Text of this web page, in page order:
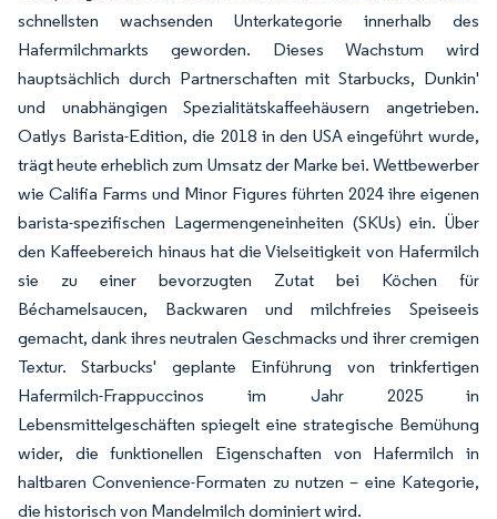
schnellsten wachsenden Unterkategorie innerhalb des
Hafermilchmarkts geworden. Dieses Wachstum wird
hauptsächlich durch Partnerschaften mit Starbucks, Dunkin'
und unabhängigen Spezialitätskaffeehäusern angetrieben.
Oatlys Barista-Edition, die 2018 in den USA eingeführt wurde,
trägt heute erheblich zum Umsatz der Marke bei. Wettbewerber
wie Califia Farms und Minor Figures führten 2024 ihre eigenen
barista-spezifischen Lagermengeneinheiten (SKUs) ein. Über
den Kaffeebereich hinaus hat die Vielseitigkeit von Hafermilch
sie zu einer bevorzugten Zutat bei Köchen für
Béchamelsaucen, Backwaren und milchfreies Speiseeis
gemacht, dank ihres neutralen Geschmacks und ihrer cremigen
Textur. Starbucks' geplante Einführung von trinkfertigen
Hafermilch-Frappuccinos im Jahr 2025 in
Lebensmittelgeschäften spiegelt eine strategische Bemühung
wider, die funktionellen Eigenschaften von Hafermilch in
haltbaren Convenience-Formaten zu nutzen – eine Kategorie,
die historisch von Mandelmilch dominiert wird.